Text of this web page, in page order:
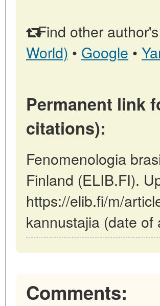
Find other
World) • Google •
Permanent link
citations):
Fenomenologia
Finland (ELIB.FI).
https://elib.fi/m/
kannustajia (date
Comments: